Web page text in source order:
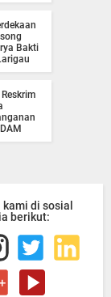
Bakti
di sosial
berikut: